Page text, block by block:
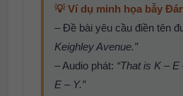
💡 Ví dụ minh họa bẫy
– Đề bài yêu cầu điền tên
Keighley Avenue.”
– Audio phát: “That is K –
E – Y.”